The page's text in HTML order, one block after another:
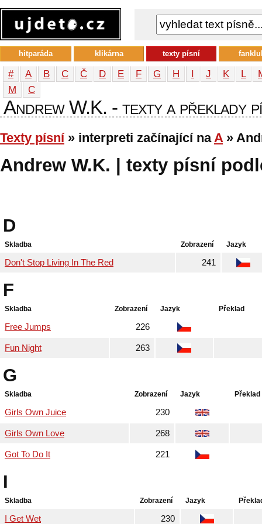
# A B C Č D E F G H I J K L
М
С
Andrew W.K. - texty a překlady
Texty písní» interpreti začínající naA»
Andrew W.K. | texty písní
D
Skladba Zobrazení Jazyk
Don't Stop Living In The Red 241
F
Skladba Zobrazení Jazyk Překlad
Free Jumps 226
Fun Night 263
G
Skladba Zobrazení Jazyk Překlad
Girls Own Juice 230
Girls Own Love 268
Got To Do It 221
I
Skladba Zobrazení Jazyk
I Get Wet 230
hitparáda klikárna texty písní